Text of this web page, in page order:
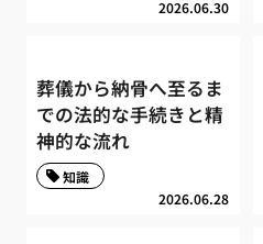
2026.06.30
葬儀から納骨へ至るま
での法的な手続きと精
神的な流れ
2026.06.28
知識